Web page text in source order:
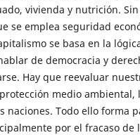
vivienda y nutrición.
se emplea seguridad
se basa en la
de democracia y
Hay que reevaluar
medio ambiental,
naciones. Todo ello forma
por el fracaso de